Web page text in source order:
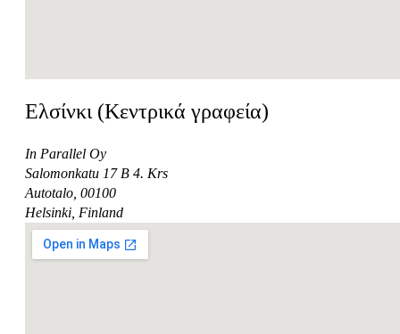
Ελσίνκι (Κεντρικά γραφεία)
In Parallel Oy
Salomonkatu 17 B 4. Krs
Autotalo, 00100
Helsinki, Finland